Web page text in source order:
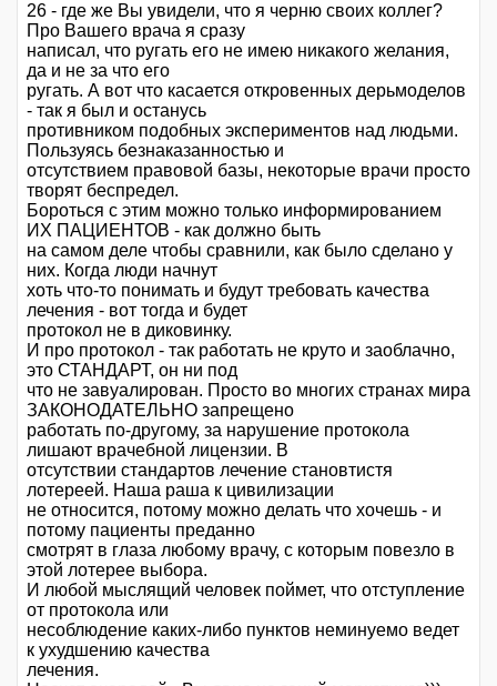
26 - где же Вы увидели, что я черню своих коллег?
Про Вашего врача я сразу
написал, что ругать его не имею никакого желания,
да и не за что его
ругать. А вот что касается откровенных дерьмоделов
- так я был и останусь
противником подобных экспериментов над людьми.
Пользуясь безнаказанностью и
отсутствием правовой базы, некоторые врачи просто
творят беспредел.
Бороться с этим можно только информированием
ИХ ПАЦИЕНТОВ - как должно быть
на самом деле чтобы сравнили, как было сделано у
них. Когда люди начнут
хоть что-то понимать и будут требовать качества
лечения - вот тогда и будет
протокол не в диковинку.
И про протокол - так работать не круто и заоблачно,
это СТАНДАРТ, он ни под
что не завуалирован. Просто во многих странах мира
ЗАКОНОДАТЕЛЬНО запрещено
работать по-другому, за нарушение протокола
лишают врачебной лицензии. В
отсутствии стандартов лечение становтистя
лотереей. Наша раша к цивилизации
не относится, потому можно делать что хочешь - и
потому пациенты преданно
смотрят в глаза любому врачу, с которым повезло в
этой лотерее выбора.
И любой мыслящий человек поймет, что отступление
от протокола или
несоблюдение каких-либо пунктов неминуемо ведет
к ухудшению качества
лечения.